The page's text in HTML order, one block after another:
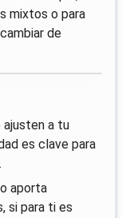
mixtos o para
de
ajusten a tu
es clave para
aporta
si para ti es